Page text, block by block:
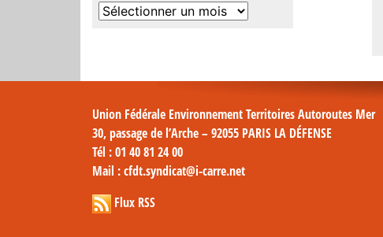
Archives
Union Fédérale Environnement Territoires Autoroutes Mer
30, passage de l’Arche – 92055 PARIS LA DÉFENSE
Tél : 01 40 81 24 00
Mail : cfdt.syndicat@i-carre.net
Flux RSS